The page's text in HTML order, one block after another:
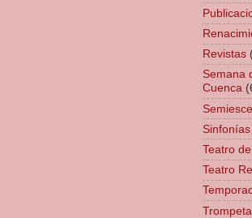
Revistas
Semana
Cuenca
Sinfonías
Teatro
Teatro
Trompeta